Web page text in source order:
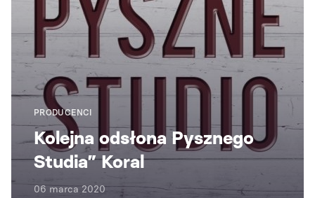
PRODUCENCI
Kolejna odsłona Pysznego
Studia” Koral
06 marca 2020